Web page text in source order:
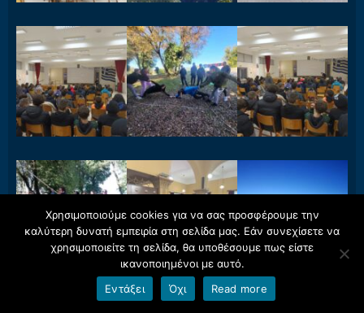
Χρησιμοποιούμε cookies για να σας προσφέρουμε την
καλύτερη δυνατή εμπειρία στη σελίδα μας. Εάν συνεχίσετε να
χρησιμοποιείτε τη σελίδα, θα υποθέσουμε πως είστε
ικανοποιημένοι με αυτό.
Εντάξει
Όχι Read more